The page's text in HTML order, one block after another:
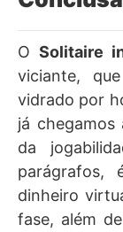
O Solitaire
viciante,
vidrado por
já chegamos
da
parágrafos,
dinheiro
fase, além